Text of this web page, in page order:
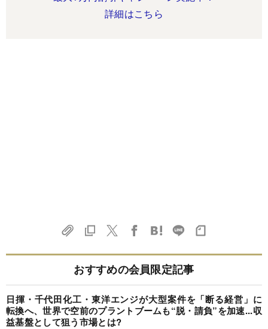
詳細はこちら
おすすめの会員限定記事
日揮・千代田化工・東洋エンジが大型案件を「断る経営」に
転換へ、世界で空前のプラントブームも“脱・請負”を加速...収
益基盤として狙う市場とは?